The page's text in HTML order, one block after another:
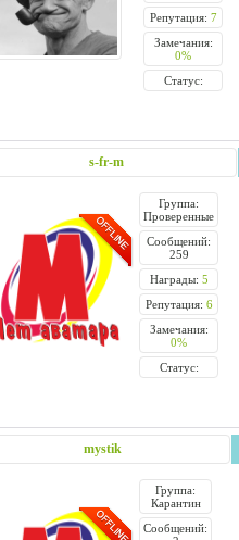
Репутация: 7
Замечания:
0%
Статус:
s-fr-m
Группа:
Проверенные
Сообщений:
259
Награды: 5
Репутация: 6
Замечания:
0%
Статус:
mystik
Группа:
Карантин
Сообщений: